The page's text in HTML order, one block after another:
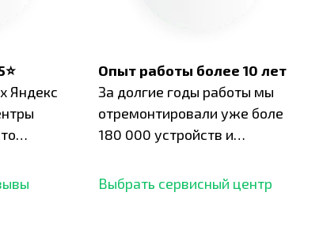
Яндекс
Опыт работы более 10 лет
За долгие годы работы мы
отремонтировали уже боле
180 000 устройств и
опыт.
Выбрать сервисный центр